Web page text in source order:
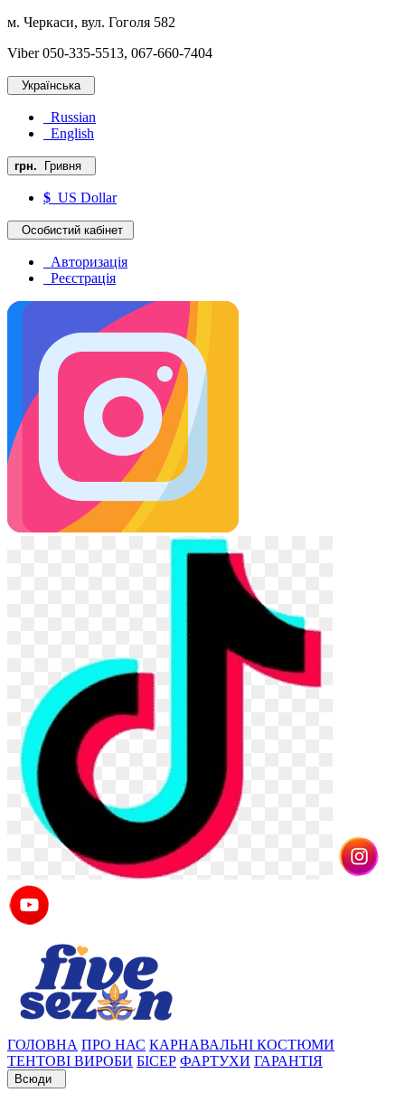
м. Черкаси, вул. Гоголя 582
Viber 050-335-5513, 067-660-7404
Українська
Russian
English
грн. Гривня
$ US Dollar
Особистий кабінет
Авторизація
Реєстрація
ГОЛОВНА ПРО НАС КАРНАВАЛЬНІ КОСТЮМИ
ТЕНТОВІ ВИРОБИ БІСЕР ФАРТУХИ ГАРАНТІЯ
Всюди